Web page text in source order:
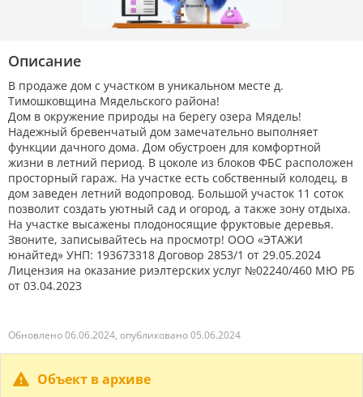
Описание
В продаже дом с участком в уникальном месте д.
Тимошковщина Мядельского района!
Дом в окружение природы на берегу озера Мядель!
Надежный бревенчатый дом замечательно выполняет
функции дачного дома. Дом обустроен для комфортной
жизни в летний период. В цоколе из блоков ФБС расположен
просторный гараж. На участке есть собственный колодец, в
дом заведен летний водопровод. Большой участок 11 соток
позволит создать уютный сад и огород, а также зону отдыха.
На участке высажены плодоносящие фруктовые деревья.
Звоните, записывайтесь на просмотр! ООО «ЭТАЖИ
юнайтед» УНП: 193673318 Договор 2853/1 от 29.05.2024
Лицензия на оказание риэлтерских услуг №02240/460 МЮ РБ
от 03.04.2023
Обновлено 06.06.2024, опубликовано 05.06.2024
Объект в архиве